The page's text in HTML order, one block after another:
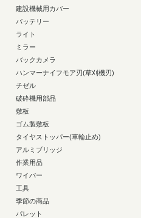
建設機械用カバー
バッテリー
ライト
ミラー
バックカメラ
ハンマーナイフモア刃(草刈機刃)
チゼル
破砕機用部品
敷板
ゴム製敷板
タイヤストッパー(車輪止め)
アルミブリッジ
作業用品
ワイパー
工具
季節の商品
パレット